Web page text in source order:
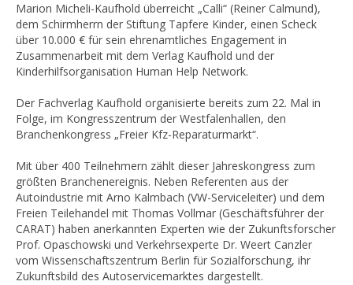
Marion Micheli-Kaufhold überreicht „Calli“ (Reiner Calmund),
dem Schirmherrn der Stiftung Tapfere Kinder, einen Scheck
über 10.000 € für sein ehrenamtliches Engagement in
Zusammenarbeit mit dem Verlag Kaufhold und der
Kinderhilfsorganisation Human Help Network.
Der Fachverlag Kaufhold organisierte bereits zum 22. Mal in
Folge, im Kongresszentrum der Westfalenhallen, den
Branchenkongress „Freier Kfz-Reparaturmarkt“.
Mit über 400 Teilnehmern zählt dieser Jahreskongress zum
größten Branchenereignis. Neben Referenten aus der
Autoindustrie mit Arno Kalmbach (VW-Serviceleiter) und dem
Freien Teilehandel mit Thomas Vollmar (Geschäftsführer der
CARAT) haben anerkannten Experten wie der Zukunftsforscher
Prof. Opaschowski und Verkehrsexperte Dr. Weert Canzler
vom Wissenschaftszentrum Berlin für Sozialforschung, ihr
Zukunftsbild des Autoservicemarktes dargestellt.